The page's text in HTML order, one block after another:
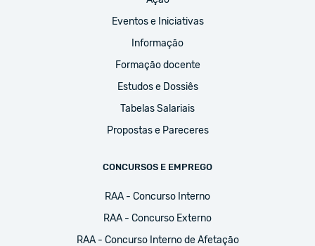
Eventos e Iniciativas
Informação
Formação docente
Estudos e Dossiês
Tabelas Salariais
Propostas e Pareceres
CONCURSOS E EMPREGO
RAA - Concurso Interno
RAA - Concurso Externo
RAA - Concurso Interno de Afetação